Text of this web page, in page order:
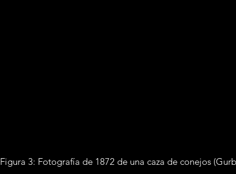
Figura 3: Fotografía de 1872 de una caza de conejos